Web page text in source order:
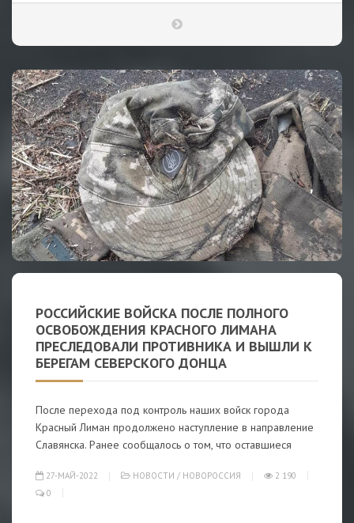
РОССИЙСКИЕ ВОЙСКА ПОСЛЕ ПОЛНОГО
ОСВОБОЖДЕНИЯ КРАСНОГО ЛИМАНА
ПРЕСЛЕДОВАЛИ ПРОТИВНИКА И ВЫШЛИ К
БЕРЕГАМ СЕВЕРСКОГО ДОНЦА
После перехода под контроль наших войск города
Красный Лиман продолжено наступление в направление
Славянска. Ранее сообщалось о том, что оставшиеся
27-МАЙ-2022 НОВОСТИ / НОВОРОССИЯ
2 190
0